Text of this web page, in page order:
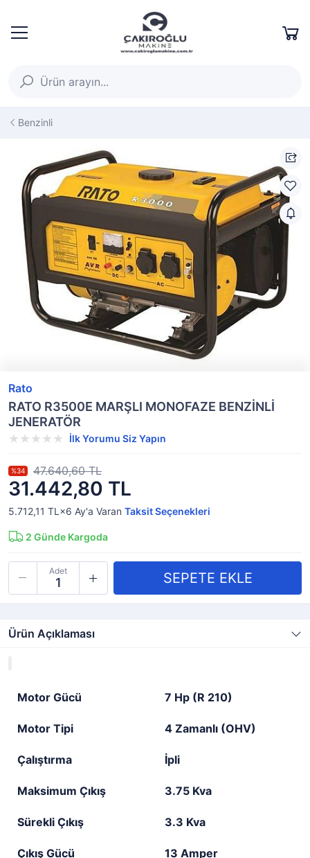
Benzinli
Rato
RATO R3500E MARŞLI MONOFAZE BENZİNLİ
JENERATÖR
İlk Yorumu Siz Yapın
31.442,80 TL
%34 47.640,60 TL
5.712,11 TL×6 Ay'a Varan Taksit Seçenekleri
2 Günde Kargoda
Adet
Ürün Açıklaması
Motor Gücü 7 Hp (R 210)
Motor Tipi 4 Zamanlı (OHV)
Çalıştırma İpli
Maksimum Çıkış 3.75 Kva
Sürekli Çıkış 3.3 Kva
Çıkış Gücü 13 Amper